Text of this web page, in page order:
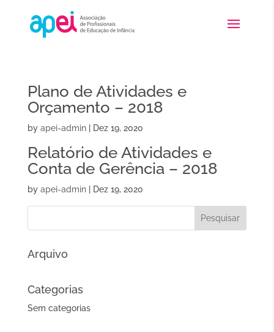
Plano de Atividades e
Orçamento – 2018
by apei-admin| Dez 19, 2020
Relatório de Atividades e
Conta de Gerência – 2018
by apei-admin| Dez 19, 2020
Arquivo
Categorias
Sem categorias